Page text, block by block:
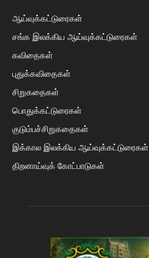
ஆய்வுக்கட்டுரைகள்
சங்க இலக்கிய ஆய்வுக்கட்டுரைகள்
கவிதைகள்
புதுக்கவிதைகள்
சிறுகதைகள்
பொதுக்கட்டுரைகள்
குடும்பச்சிறுகதைகள்
இக்கால இலக்கிய ஆய்வுக்கட்டுரைகள்
திறனாய்வுக் கோட்பாடுகள்